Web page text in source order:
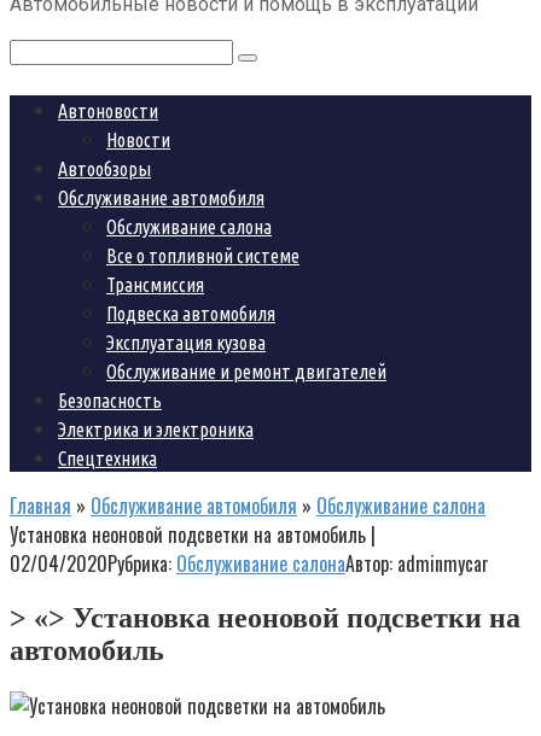
Поиск:
Автоновости
Новости
Автообзоры
Обслуживание автомобиля
Обслуживание салона
Все о топливной системе
Трансмиссия
Подвеска автомобиля
Эксплуатация кузова
Обслуживание и ремонт двигателей
Безопасность
Электрика и электроника
Спецтехника
Главная » Обслуживание автомобиля » Обслуживание салона
Установка неоновой подсветки на автомобиль |
02/04/2020Рубрика: Обслуживание салонаАвтор: adminmycar
> «> Установка неоновой подсветки на
автомобиль